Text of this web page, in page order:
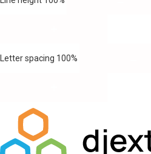
Letter spacing 100%